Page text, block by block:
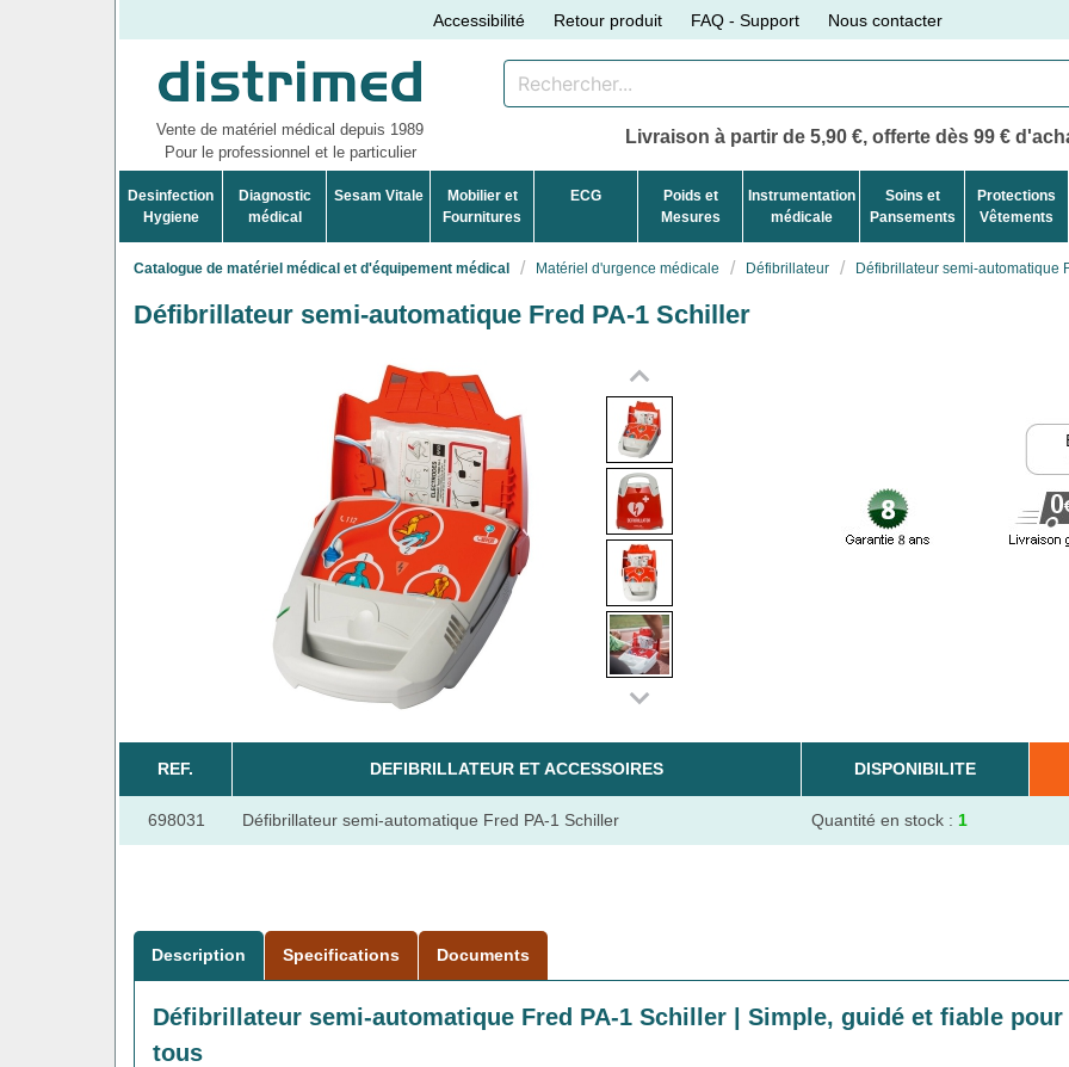
Accessibilité Retour produit FAQ - Support Nous contacter
Vente de matériel médical depuis 1989
Pour le professionnel et le particulier
Livraison à partir de 5,90 €, offerte dès 99 €
Desinfection
Hygiene
Diagnostic
médical
Sesam Vitale
Mobilier et
Fournitures
ECG
Poids et
Mesures
Instrumentation
médicale
Soins et
Pansements
Protections
Vêtements
Catalogue de matériel médical et d'équipement médical Matériel d'urgence médicale Défibrillateur Défibrillateur semi-automatique
Défibrillateur semi-automatique Fred PA-1 Schiller
REF. DEFIBRILLATEUR ET ACCESSOIRES DISPONIBILITE
698031 Défibrillateur semi-automatique Fred PA-1 Schiller Quantité en stock : 1
Description Specifications Documents
Défibrillateur semi-automatique Fred PA-1 Schiller | Simple, guidé et fiable pour
tous